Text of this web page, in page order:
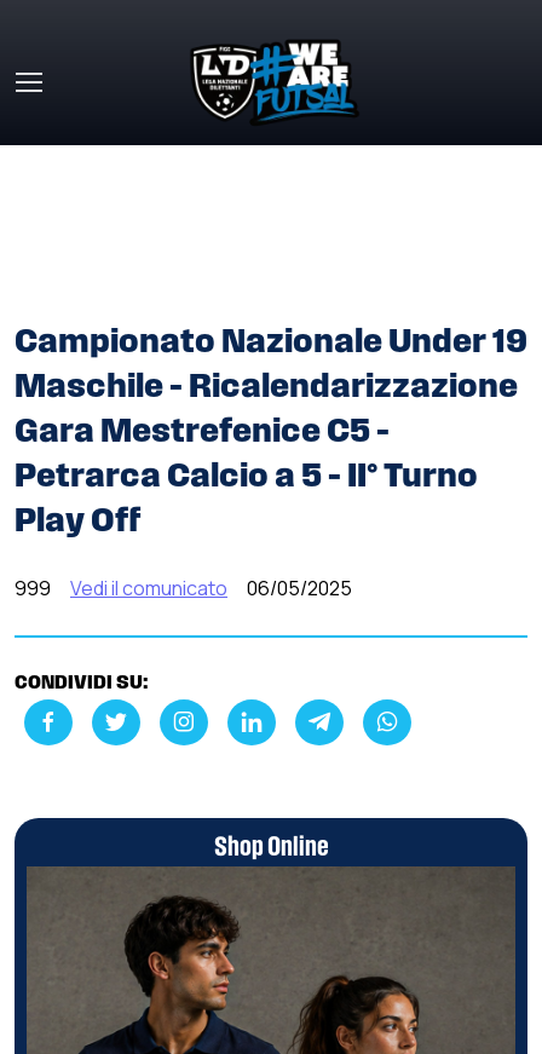
Campionato Nazionale Under 19
Maschile – Ricalendarizzazione
Gara Mestrefenice C5 –
Petrarca Calcio a 5 – II° Turno
Play Off
999 Vedi il comunicato 06/05/2025
CONDIVIDI SU:
Shop Online